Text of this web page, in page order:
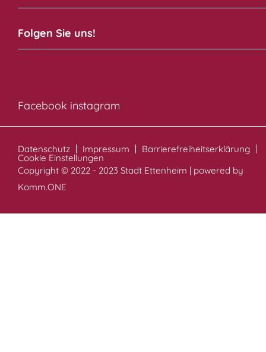
Folgen Sie uns!
Facebook instagram
Datenschutz Impressum Barrierefreiheitserklärung
Cookie Einstellungen
Copyright © 2022 - 2023 Stadt Ettenheim | powered by
Komm.ONE